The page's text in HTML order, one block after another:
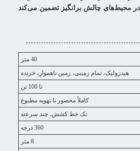
در محیط‌های چالش برانگیز تضمین می‌کند
40 متر
هیدرولیک، تمام زمینی، زمین ناهموار، خزنده
تا 100 تن
کاملاً محصور با تهویه مطبوع
تک خط کشش، چند سرعته
360 درجه
8 متر